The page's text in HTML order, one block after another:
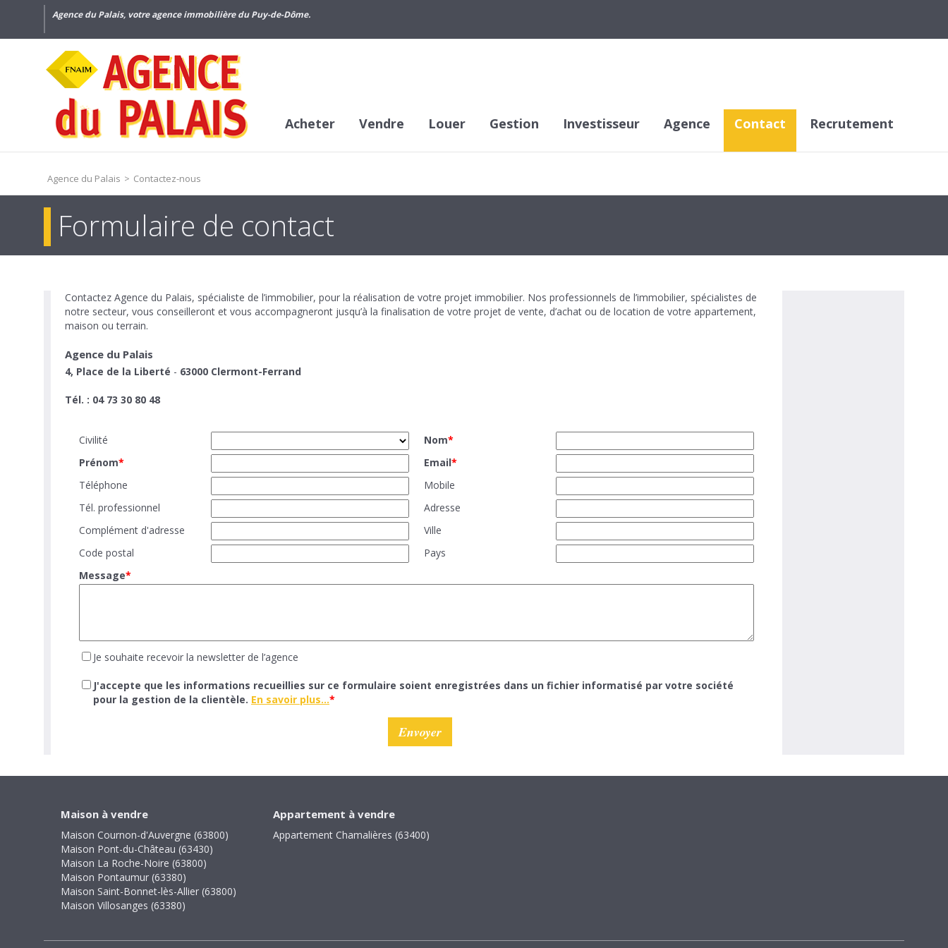
Agence du Palais, votre agence immobilière du Puy-de-Dôme.
Acheter Vendre Louer Gestion Investisseur Agence Contact Recrutement
Agence du Palais > Contactez-nous
Formulaire de contact
Contactez Agence du Palais, spécialiste de l’immobilier, pour la réalisation de votre projet immobilier. Nos professionnels de l’immobilier, spécialistes de
notre secteur, vous conseilleront et vous accompagneront jusqu’à la finalisation de votre projet de vente, d’achat ou de location de votre appartement,
maison ou terrain.
Agence du Palais
4, Place de la Liberté - 63000 Clermont-Ferrand
Tél. : 04 73 30 80 48
Civilité Nom*
Prénom* Email*
Téléphone
Mobile
Tél. professionnel
Adresse
Complément d'adresse
Ville
Code postal
Pays
Message*
Je souhaite recevoir la newsletter de l’agence
J'accepte que les informations recueillies sur ce formulaire soient enregistrées dans un fichier informatisé par votre société
pour la gestion de la clientèle. En savoir plus...*
Maison à vendre
Maison Cournon-d'Auvergne (63800)
Maison Pont-du-Château (63430)
Maison La Roche-Noire (63800)
Maison Pontaumur (63380)
Maison Saint-Bonnet-lès-Allier (63800)
Maison Villosanges (63380)
Appartement à vendre
Appartement Chamalières (63400)